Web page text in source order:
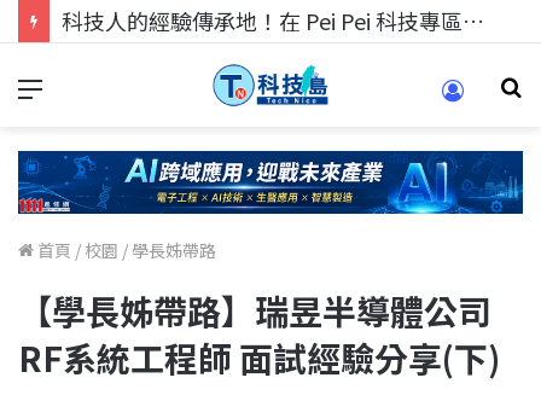
科技人的經驗傳承地！在 Pei Pei 科技專區，與學弟妹交流最硬核的技術
首頁 / 校園 / 學長姊帶路
【學長姊帶路】瑞昱半導體公司
RF系統工程師 面試經驗分享(下)